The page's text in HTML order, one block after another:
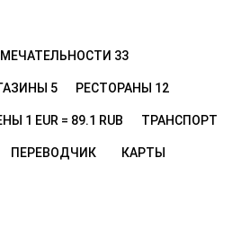
33
5 РЕСТОРАНЫ 12
1 EUR = 89.1 RUB ТРАНСПОРТ
ПЕРЕВОДЧИК КАРТЫ